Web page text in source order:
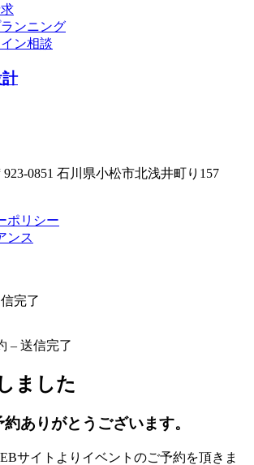
ンニング
ン相談
923-0851 石川県小松市北浅井町り157
ポリシー
ンス
完了
– 送信完了
ました
ありがとうございます。
サイトよりイベントのご予約を頂きま